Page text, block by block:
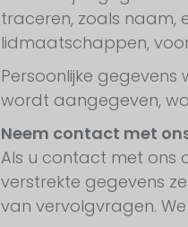
traceren, zoals naam,
lidmaatschappen,
Persoonlijke
wordt aangegeven,
Neem contact met
Als u contact met ons
verstrekte gegevens
van vervolgvragen.